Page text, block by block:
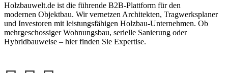
Holzbauwelt.de ist die führende B2B-Plattform für den
modernen Objektbau. Wir vernetzen Architekten, Tragwerksplaner
und Investoren mit leistungsfähigen Holzbau-Unternehmen. Ob
mehrgeschossiger Wohnungsbau, serielle Sanierung oder
Hybridbauweise – hier finden Sie Expertise.